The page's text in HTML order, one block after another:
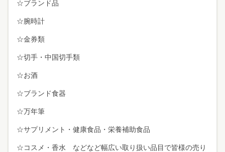
☆ブランド品
☆腕時計
☆金券類
☆切手・中国切手類
☆お酒
☆ブランド食器
☆万年筆
☆サプリメント・健康食品・栄養補助食品
☆コスメ・香水 などなど幅広い取り扱い品目で皆様の売り